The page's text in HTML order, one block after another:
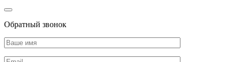
Обратный звонок